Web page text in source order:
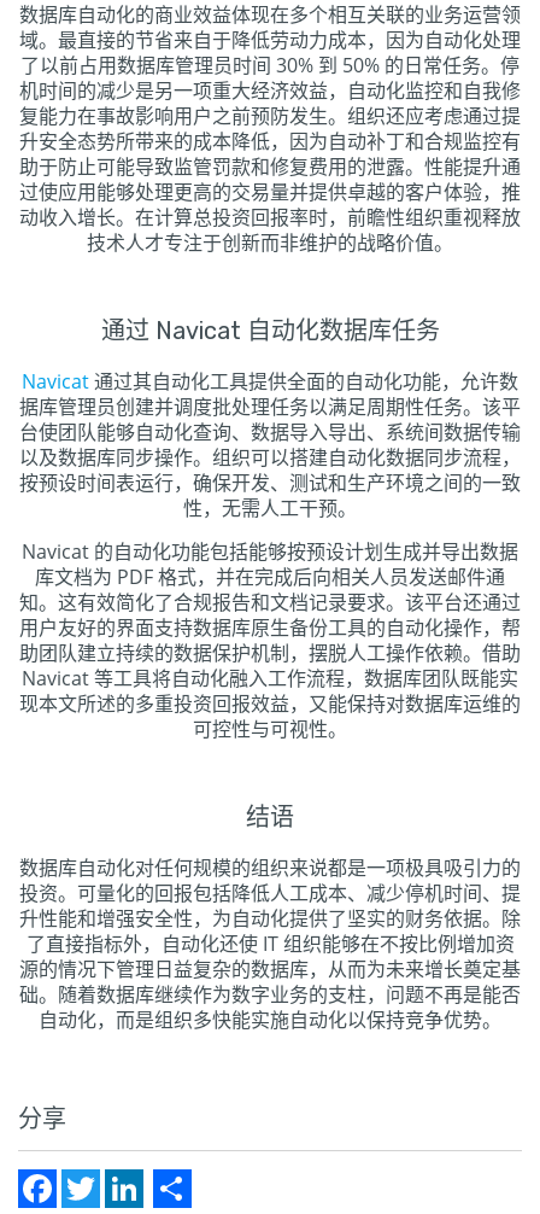
数据库自动化的商业效益体现在多个相互关联的业务运营领
域。最直接的节省来自于降低劳动力成本，因为自动化处理
了以前占用数据库管理员时间 30% 到 50% 的日常任务。停
机时间的减少是另一项重大经济效益，自动化监控和自我修
复能力在事故影响用户之前预防发生。组织还应考虑通过提
升安全态势所带来的成本降低，因为自动补丁和合规监控有
助于防止可能导致监管罚款和修复费用的泄露。性能提升通
过使应用能够处理更高的交易量并提供卓越的客户体验，推
动收入增长。在计算总投资回报率时，前瞻性组织重视释放
技术人才专注于创新而非维护的战略价值。
通过 Navicat 自动化数据库任务
Navicat通过其自动化工具提供全面的自动化功能，允许数
据库管理员创建并调度批处理任务以满足周期性任务。该平
台使团队能够自动化查询、数据导入导出、系统间数据传输
以及数据库同步操作。组织可以搭建自动化数据同步流程，
按预设时间表运行，确保开发、测试和生产环境之间的一致
性，无需人工干预。
Navicat 的自动化功能包括能够按预设计划生成并导出数据
库文档为 PDF 格式，并在完成后向相关人员发送邮件通
知。这有效简化了合规报告和文档记录要求。该平台还通过
用户友好的界面支持数据库原生备份工具的自动化操作，帮
助团队建立持续的数据保护机制，摆脱人工操作依赖。借助
Navicat 等工具将自动化融入工作流程，数据库团队既能实
现本文所述的多重投资回报效益，又能保持对数据库运维的
可控性与可视性。
结语
数据库自动化对任何规模的组织来说都是一项极具吸引力的
投资。可量化的回报包括降低人工成本、减少停机时间、提
升性能和增强安全性，为自动化提供了坚实的财务依据。除
了直接指标外，自动化还使 IT 组织能够在不按比例增加资
源的情况下管理日益复杂的数据库，从而为未来增长奠定基
础。随着数据库继续作为数字业务的支柱，问题不再是能否
自动化，而是组织多快能实施自动化以保持竞争优势。
分享